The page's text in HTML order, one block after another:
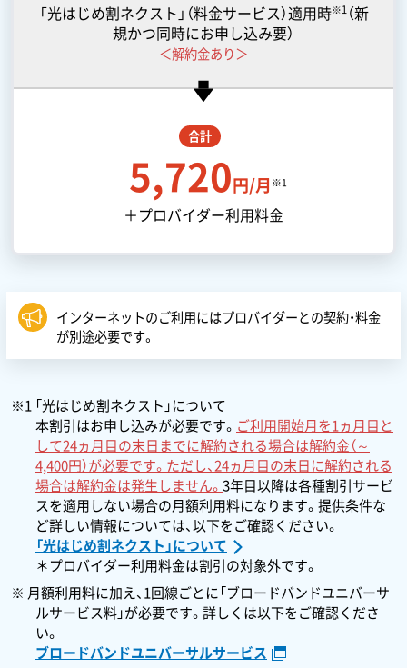
「光はじめ割ネクスト」（料金サービス）適用時※1（新
規かつ同時にお申し込み要）
＜解約金あり＞
合計
5,720円/月 ※1
＋プロバイダー利用料金
インターネットのご利用にはプロバイダーとの契約・料金
が別途必要です。
※1 「光はじめ割ネクスト」について
本割引はお申し込みが必要です。 ご利用開始月を1ヵ月目と
して24ヵ月目の末日までに解約される場合は解約金（～
4,400円）が必要です。ただし、24ヵ月目の末日に解約される
場合は解約金は発生しません。 3年目以降は各種割引サービ
スを適用しない場合の月額利用料になります。提供条件な
ど詳しい情報については、以下をご確認ください。
「光はじめ割ネクスト」について
＊プロバイダー利用料金は割引の対象外です。
※ 月額利用料に加え、1回線ごとに「ブロードバンドユニバーサ
ルサービス料」が必要です。詳しくは以下をご確認くださ
い。
ブロードバンドユニバーサルサービス